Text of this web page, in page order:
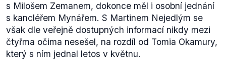
s Milošem Zemanem, dokonce měl i osobní jednání
s kancléřem Mynářem. S Martinem Nejedlým se
však dle veřejně dostupných informací nikdy mezi
čtyřma očima nesešel, na rozdíl od Tomia Okamury,
který s ním jednal letos v květnu.